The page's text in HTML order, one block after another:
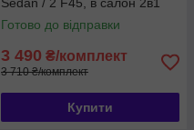
гумові + текстильні, 8 шт.
EVERMATS (PT220427FL)
Готово до відправки
3 490 ₴/комплект
3 710 ₴/комплект
Купити